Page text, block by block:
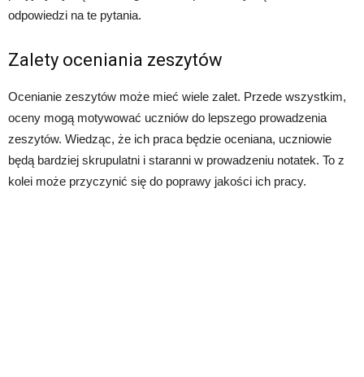
odpowiedzi na te pytania.
Zalety oceniania zeszytów
Ocenianie zeszytów może mieć wiele zalet. Przede wszystkim,
oceny mogą motywować uczniów do lepszego prowadzenia
zeszytów. Wiedząc, że ich praca będzie oceniana, uczniowie
będą bardziej skrupulatni i staranni w prowadzeniu notatek. To z
kolei może przyczynić się do poprawy jakości ich pracy.